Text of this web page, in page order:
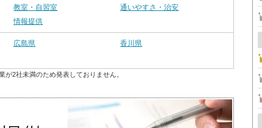
教室・自習室
通いやすさ・治安
情報提供
広島県
香川県
2社未満のため発表しておりません。